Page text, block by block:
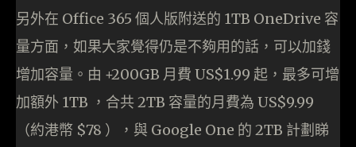
另外在 Office 365 個人版附送的 1TB OneDrive 容
量方面，如果大家覺得仍是不夠用的話，可以加錢
增加容量。由 +200GB 月費 US$1.99 起，最多可增
加額外 1TB ，合共 2TB 容量的月費為 US$9.99
（約港幣 $78 ），與 Google One 的 2TB 計劃睇